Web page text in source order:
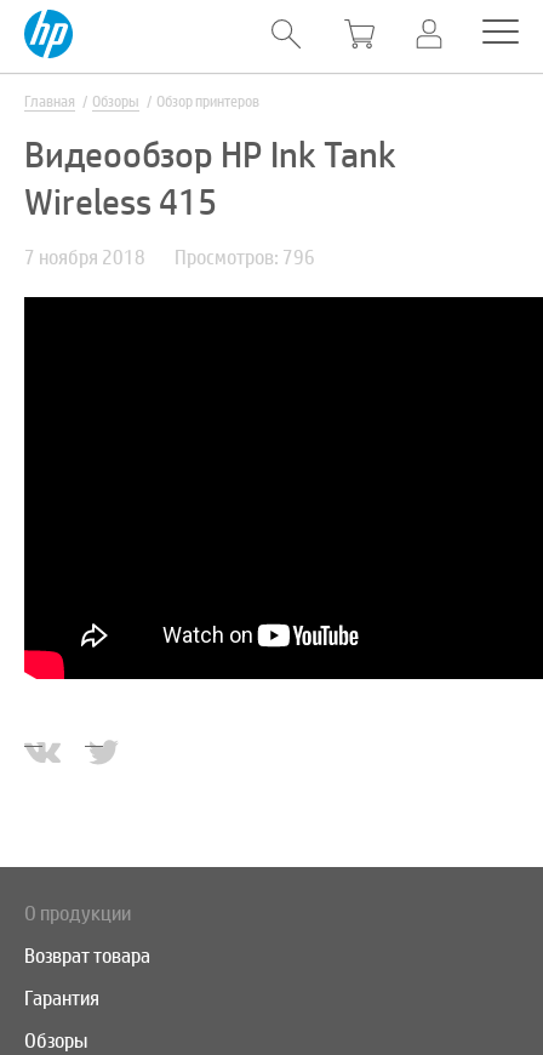
Главная Обзоры Обзор принтеров
Видеообзор HP Ink Tank
Wireless 415
7 ноября 2018 Просмотров: 796
О продукции
Возврат товара
Гарантия
Обзоры